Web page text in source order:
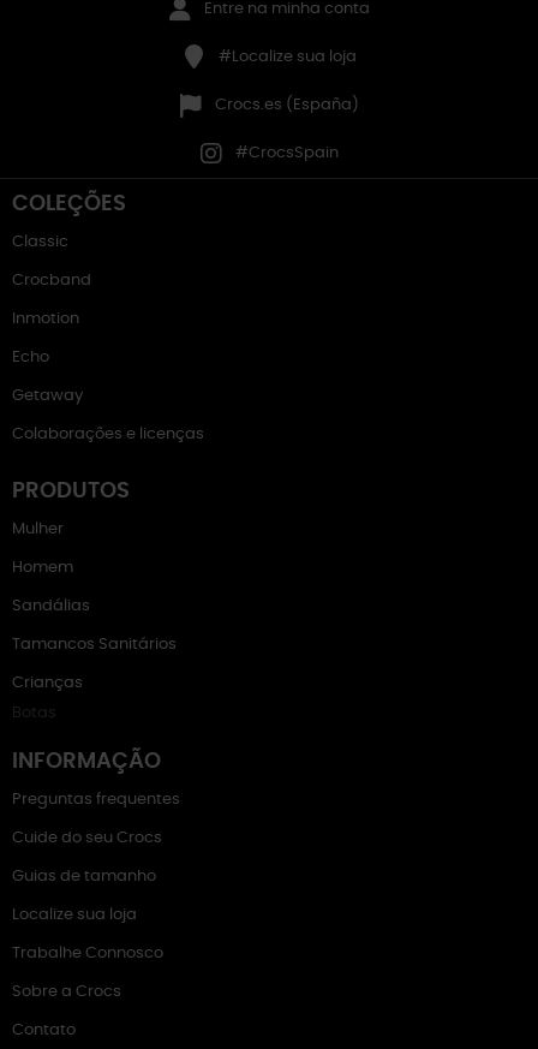
Entre na minha conta
#Localize sua loja
Crocs.es (España)
#CrocsSpain
COLEÇÕES
Classic
Crocband
Inmotion
Echo
Getaway
Colaborações e licenças
PRODUTOS
Mulher
Homem
Sandálias
Tamancos Sanitários
Crianças
Botas
INFORMAÇÃO
Preguntas frequentes
Cuide do seu Crocs
Guias de tamanho
Localize sua loja
Trabalhe Connosco
Sobre a Crocs
Contato